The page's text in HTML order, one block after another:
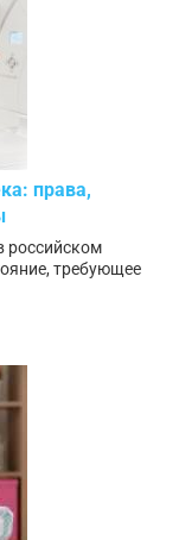
права,
российском
требующее